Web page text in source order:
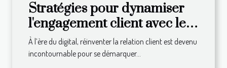
Stratégies pour dynamiser
l'engagement client avec les
technologies modernes
À l’ère du digital, réinventer la relation client est devenu
incontournable pour se démarquer...